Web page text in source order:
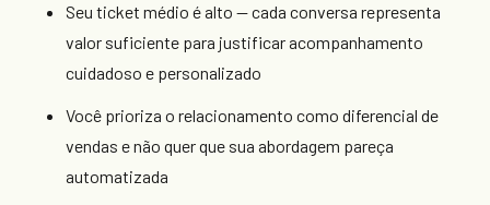
Seu ticket médio é alto — cada conversa representa
valor suficiente para justificar acompanhamento
cuidadoso e personalizado
Você prioriza o relacionamento como diferencial de
vendas e não quer que sua abordagem pareça
automatizada